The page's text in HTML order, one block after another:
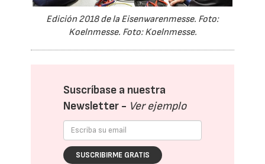
Edición 2018 de la Eisenwarenmesse. Foto:
Koelnmesse. Foto: Koelnmesse.
Suscríbase a nuestra
Newsletter - Ver ejemplo
SUSCRIBIRME GRATIS